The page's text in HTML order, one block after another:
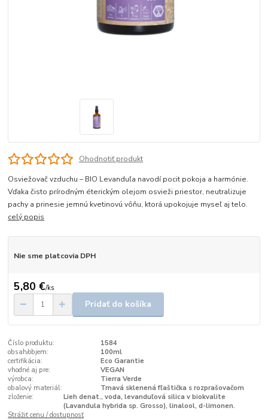
Ohodnotiť produkt
Osviežovač vzduchu – BIO Levanduľa navodí pocit pokoja a harmónie.
Vďaka čisto prírodným éterickým olejom osvieži priestor, neutralizuje
pachy a prinesie jemnú kvetinovú vôňu, ktorá upokojuje myseľ aj telo.
celý popis
Nie sme platcovia DPH
5,80 €/ks
Pridať do košíka
Číslo produktu:
1584
obsah/objem:
100ml
certifikácia:
Eco Garantie
vhodné aj pre:
VEGAN
výrobca:
Tierra Verde
obalový materiál:
Tmavá sklenená fľaštička s rozprašovačom
zloženie:
Lieh denat., voda, levanduľová silica v biokvalite
(Lavandula hybrida sp. Grosso), linalool, d-limonen.
Strážiť cenu / dostupnosť